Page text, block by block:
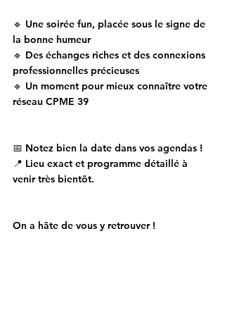
🔹 Une soirée fun, placée sous le signe de
la bonne humeur
🔹 Des échanges riches et des connexions
professionnelles précieuses
🔹 Un moment pour mieux connaître votre
réseau CPME 39
📅 Notez bien la date dans vos agendas !
📍 Lieu exact et programme détaillé à
venir très bientôt.
On a hâte de vous y retrouver !